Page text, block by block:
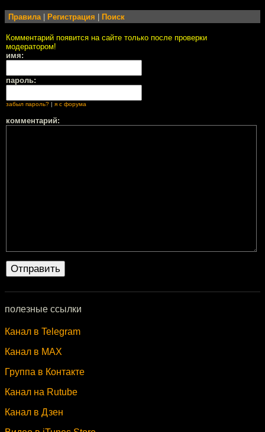
Правила| Регистрация Поиск
Комментарий появится на сайте только после проверки
модератором!
имя:
пароль:
забыл пароль? | я с форума
комментарий:
полезные ссылки
Канал в Telegram
Канал в MAX
Группа в Контакте
Канал на Rutube
Канал в Дзен